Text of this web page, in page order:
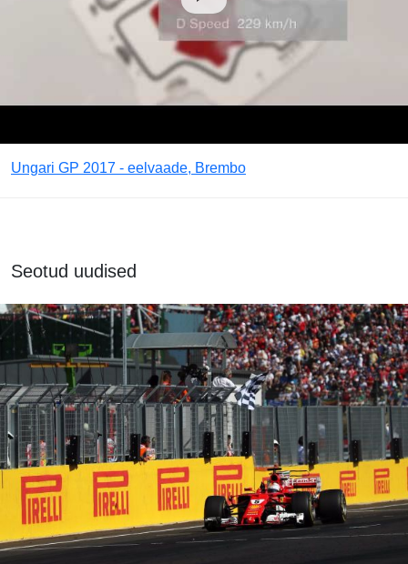
Ungari GP 2017 - eelvaade, Brembo
Seotud uudised